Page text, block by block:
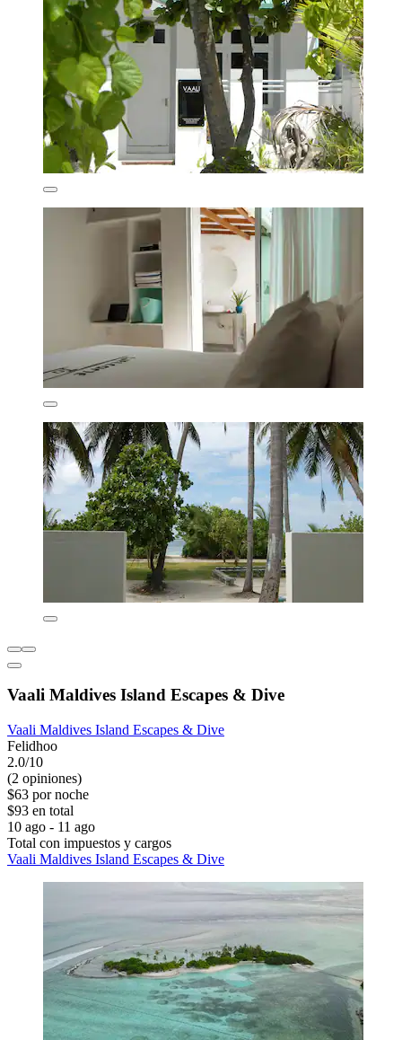
Vaali Maldives Island Escapes & Dive
Vaali Maldives Island Escapes & Dive
Felidhoo
2.0/10
(2 opiniones)
$63 por noche
$93 en total
10 ago - 11 ago
Total con impuestos y cargos
Vaali Maldives Island Escapes & Dive